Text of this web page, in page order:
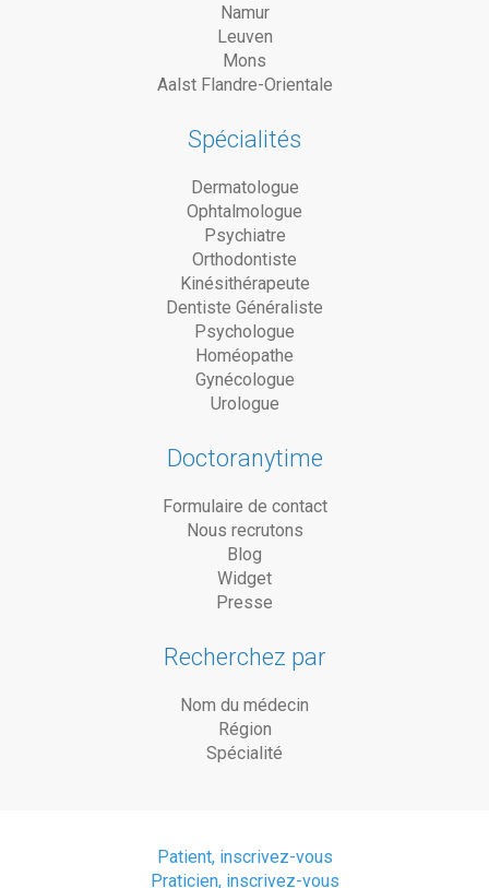
Namur
Leuven
Mons
Aalst Flandre-Orientale
Spécialités
Dermatologue
Ophtalmologue
Psychiatre
Orthodontiste
Kinésithérapeute
Dentiste Généraliste
Psychologue
Homéopathe
Gynécologue
Urologue
Doctoranytime
Formulaire de contact
Nous recrutons
Blog
Widget
Presse
Recherchez par
Nom du médecin
Région
Spécialité
Patient, inscrivez-vous
Praticien, inscrivez-vous